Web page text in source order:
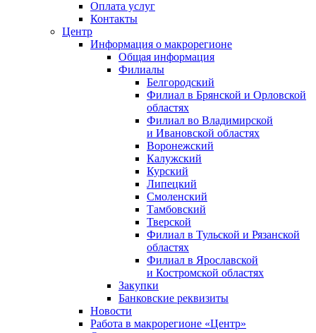
Оплата услуг
Контакты
Центр
Информация о макрорегионе
Общая информация
Филиалы
Белгородский
Филиал в Брянской и Орловской
областях
Филиал во Владимирской
и Ивановской областях
Воронежский
Калужский
Курский
Липецкий
Смоленский
Тамбовский
Тверской
Филиал в Тульской и Рязанской
областях
Филиал в Ярославской
и Костромской областях
Закупки
Банковские реквизиты
Новости
Работа в макрорегионе «Центр»